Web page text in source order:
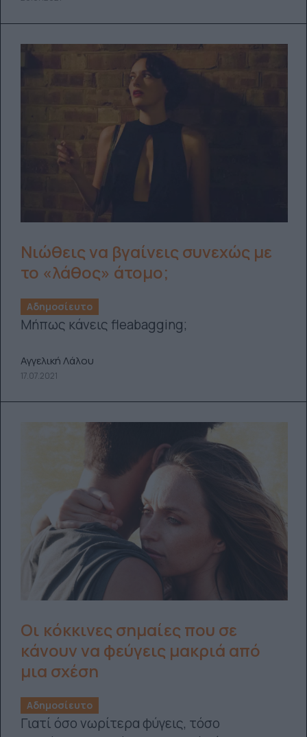
Νιώθεις να βγαίνεις συνεχώς με
το «λάθος» άτομο;
Αδημοσίευτο
Mήπως κάνεις fleabagging;
Αγγελική Λάλου
17.07.2021
Οι κόκκινες σημαίες που σε
κάνουν να φεύγεις μακριά από
μια σχέση
Αδημοσίευτο
Γιατί όσο νωρίτερα φύγεις, τόσο